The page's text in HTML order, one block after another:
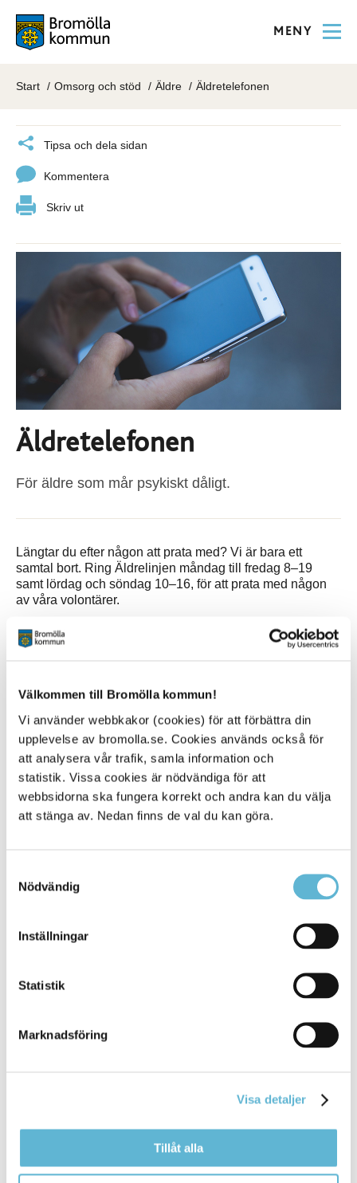
Välkommen till Bromölla kommun!
Vi använder webbkakor (cookies) för att förbättra din
upplevelse av bromolla.se. Cookies används också för
att analysera vår trafik, samla information och
statistik. Vissa cookies är nödvändiga för att
webbsidorna ska fungera korrekt och andra kan du välja
att stänga av. Nedan finns de val du kan göra.
Nödvändig
Inställningar
Statistik
Marknadsföring
Visa detaljer
Tillåt alla
MENY
Start Omsorg och stöd Äldre Äldretelefonen
Tipsa och dela sidan
Kommentera
Skriv ut
Äldretelefonen
För äldre som mår psykiskt dåligt.
Längtar du efter någon att prata med? Vi är bara ett
samtal bort. Ring Äldrelinjen måndag till fredag 8–19
samt lördag och söndag 10–16, för att prata med någon
av våra volontärer.
Samtalet kostar dig en markering, Mind står för resterande
samtalskostnad.
Är läget akut, ring 112.
Äldrelinjens webbplats
Sidan senast uppdaterad: den 16 March 2026
Postadress
Växel: 0456-82 20 00